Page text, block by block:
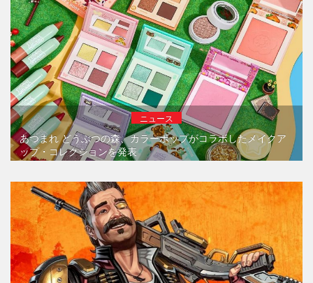
ニュース
あつまれ どうぶつの森、カラーポップがコラボしたメイクア
ップ・コレクションを発表